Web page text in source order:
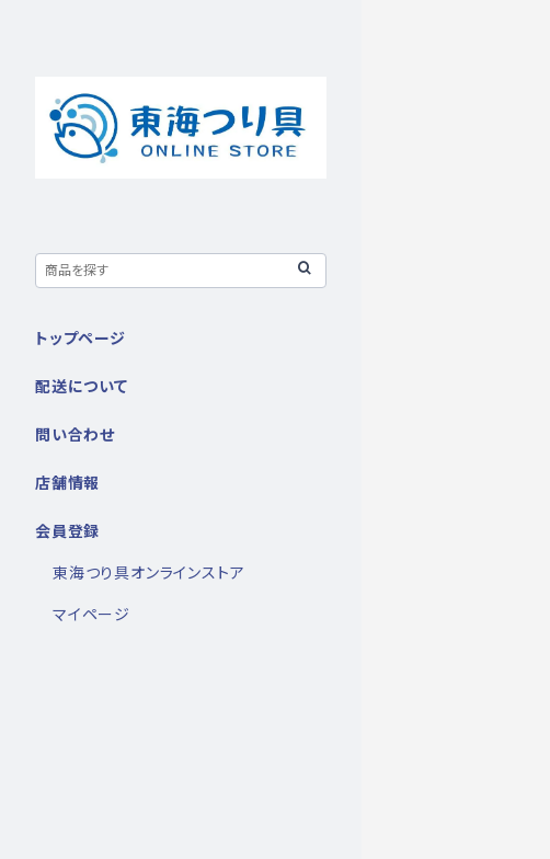
トップページ
配送について
問い合わせ
店舗情報
会員登録
東海つり具オンラインストア
マイページ